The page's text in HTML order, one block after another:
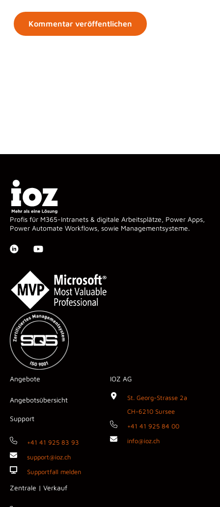
Profis für M365-Intranets & digitale Arbeitsplätze, Power Apps,
Power Automate Workflows, sowie Managementsysteme.
Angebote
Angebotsübersicht
Support
+41 41 925 83 93
support@ioz.ch
Supportfall melden
Zentrale | Verkauf
IOZ AG
St. Georg-Strasse 2a
CH-6210 Sursee
+41 41 925 84 00
info@ioz.ch